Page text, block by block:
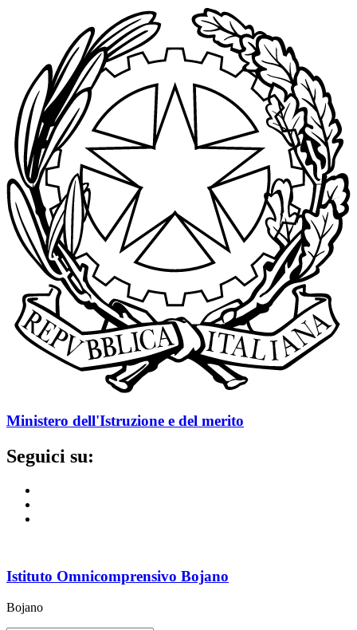
Ministero dell'Istruzione e del merito
Seguici su:
Istituto Omnicomprensivo Bojano
Bojano